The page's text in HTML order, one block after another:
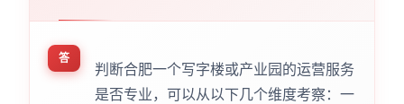
答
判断合肥一个写字楼或产业园的运营服务
是否专业，可以从以下几个维度考察：一